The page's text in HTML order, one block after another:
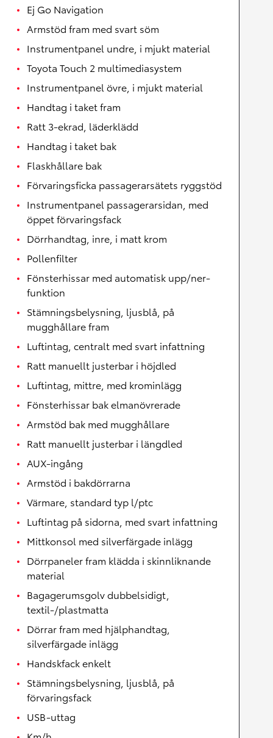
Ej Go Navigation
Armstöd fram med svart söm
Instrumentpanel undre, i mjukt material
Toyota Touch 2 multimediasystem
Instrumentpanel övre, i mjukt material
Handtag i taket fram
Ratt 3-ekrad, läderklädd
Handtag i taket bak
Flaskhållare bak
Förvaringsficka passagerarsätets ryggstöd
Instrumentpanel passagerarsidan, med
öppet förvaringsfack
Dörrhandtag, inre, i matt krom
Pollenfilter
Fönsterhissar med automatisk upp/ner-
funktion
Stämningsbelysning, ljusblå, på
mugghållare fram
Luftintag, centralt med svart infattning
Ratt manuellt justerbar i höjdled
Luftintag, mittre, med krominlägg
Fönsterhissar bak elmanövrerade
Armstöd bak med mugghållare
Ratt manuellt justerbar i längdled
AUX-ingång
Armstöd i bakdörrarna
Värmare, standard typ l/ptc
Luftintag på sidorna, med svart infattning
Mittkonsol med silverfärgade inlägg
Dörrpaneler fram klädda i skinnliknande
material
Bagagerumsgolv dubbelsidigt,
textil-/plastmatta
Dörrar fram med hjälphandtag,
silverfärgade inlägg
Handskfack enkelt
Stämningsbelysning, ljusblå, på
förvaringsfack
USB-uttag